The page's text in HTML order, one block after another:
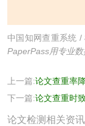
中国知网查重系统 /
PaperPass用专业
上一篇:论文查重率
下一篇:论文查重时
论文检测相关资讯